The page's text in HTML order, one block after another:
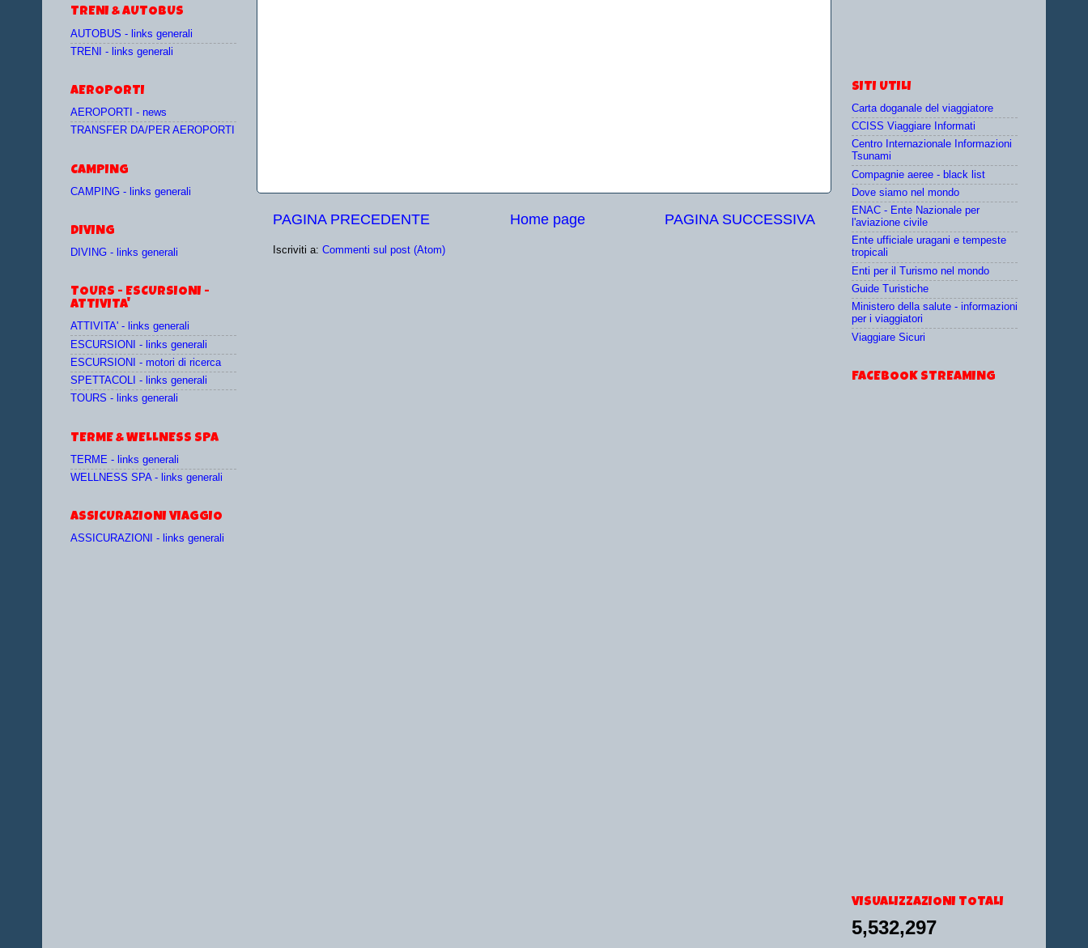
PAGINA PRECEDENTE PAGINA SUCCESSIVA
Home page
Iscriviti a: Commenti sul post (Atom)
TRENI & AUTOBUS
AUTOBUS - links generali
TRENI - links generali
AEROPORTI
AEROPORTI - news
TRANSFER DA/PER AEROPORTI
CAMPING
CAMPING - links generali
DIVING
DIVING - links generali
TOURS - ESCURSIONI -
ATTIVITA'
ATTIVITA' - links generali
ESCURSIONI - links generali
ESCURSIONI - motori di ricerca
SPETTACOLI - links generali
TOURS - links generali
TERME & WELLNESS SPA
TERME - links generali
WELLNESS SPA - links generali
ASSICURAZIONI VIAGGIO
ASSICURAZIONI - links generali
SITI UTILI
Carta doganale del viaggiatore
CCISS Viaggiare Informati
Centro Internazionale Informazioni
Tsunami
Compagnie aeree - black list
Dove siamo nel mondo
ENAC - Ente Nazionale per
l'aviazione civile
Ente ufficiale uragani e tempeste
tropicali
Enti per il Turismo nel mondo
Guide Turistiche
Ministero della salute - informazioni
per i viaggiatori
Viaggiare Sicuri
FACEBOOK STREAMING
VISUALIZZAZIONI TOTALI
5,532,297